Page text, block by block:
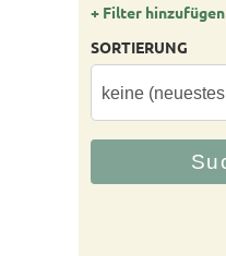
+ Filter hinzufügen
SORTIERUNG